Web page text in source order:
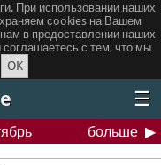
При использовании наших
сookies на Вашем
в предоставлении наших
с тем, что мы
OK
☰
больше